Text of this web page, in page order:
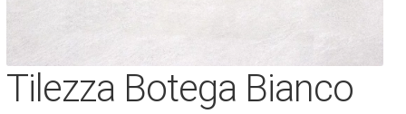
Tilezza Botega Bianco